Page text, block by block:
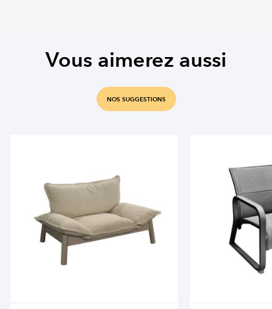
Vous aimerez aussi
NOS SUGGESTIONS